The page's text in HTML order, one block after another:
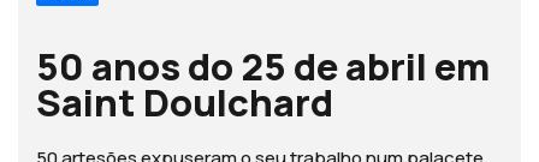
50 anos do 25 de abril em
Saint Doulchard